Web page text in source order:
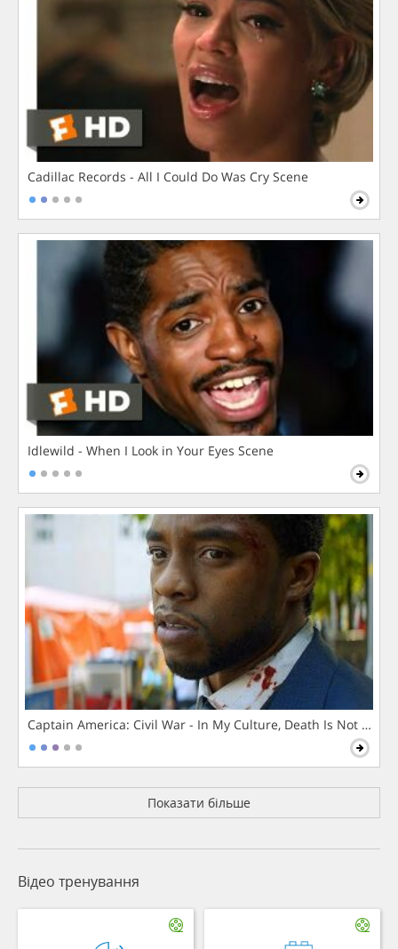
Cadillac Records - All I Could Do Was Cry Scene
Idlewild - When I Look in Your Eyes Scene
Captain America: Civil War - In My Culture, Death Is Not The
Показати більше
Відео тренування